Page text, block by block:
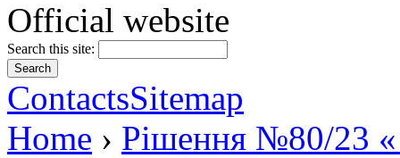
Official website
Search this site:
ContactsSitemap
Home › Рішення №80/23 «